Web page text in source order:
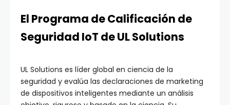
El Programa de Calificación de
Seguridad IoT de UL Solutions
UL Solutions es líder global en ciencia de la
seguridad y evalúa las declaraciones de marketing
de dispositivos inteligentes mediante un análisis